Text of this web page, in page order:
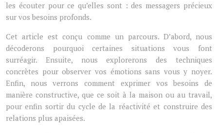
les écouter pour ce qu’elles sont : des messagers précieux
sur vos besoins profonds.
Cet article est conçu comme un parcours. D’abord, nous
décoderons pourquoi certaines situations vous font
surréagir. Ensuite, nous explorerons des techniques
concrètes pour observer vos émotions sans vous y noyer.
Enfin, nous verrons comment exprimer vos besoins de
manière constructive, que ce soit à la maison ou au travail,
pour enfin sortir du cycle de la réactivité et construire des
relations plus apaisées.